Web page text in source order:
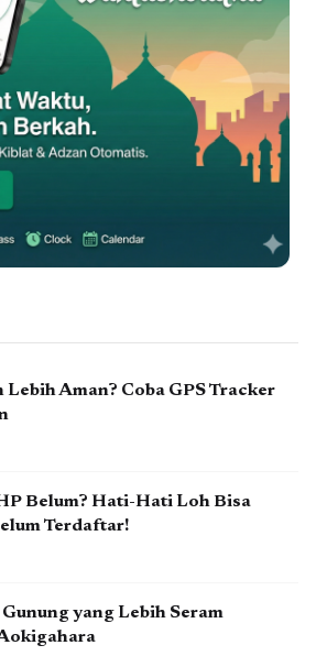
Aman? Coba GPS Tracker
Belum? Hati-Hati Loh Bisa
Terdaftar!
yang Lebih Seram